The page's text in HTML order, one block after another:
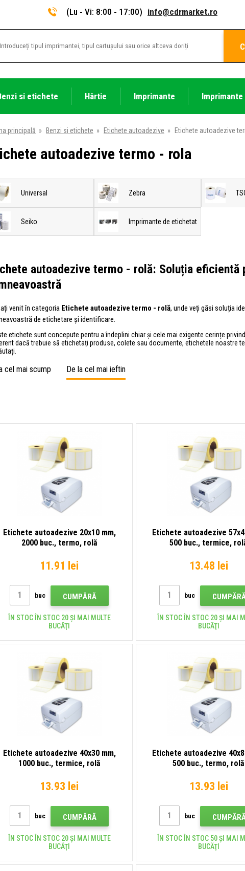
(Lu - Vi: 8:00 - 17:00) info@cdrmarket.ro
si etichete Hârtie Imprimante
principală » Benzi si etichete » Etichete autoadezive » Etichete autoadezive
autoadezive termo - rola
Universal Zebra
Seiko Imprimante de etichetat
autoadezive termo - rolă: Soluția eficientă
venit în categoria Etichete autoadezive termo - rolă, unde veți găsi soluția
de etichetare și identificare.
etichete sunt concepute pentru a îndeplini chiar și cele mai exigente cerințe
dacă trebuie să etichetați produse, colete sau documente, etichetele noastre
cel mai scump
De la cel mai ieftin
Etichete autoadezive 20x10 mm,
2000 buc., termo, rolă
11.91 lei
buc CUMPĂRĂ
ÎN STOC ÎN STOC 20 ȘI MAI MULTE
BUCĂŢI
Etichete autoadezive
500 buc., termice,
13.48 lei
buc
ÎN STOC ÎN STOC 20 ȘI MAI
BUCĂŢI
Etichete autoadezive 40x30 mm,
1000 buc., termice, rolă
13.93 lei
buc CUMPĂRĂ
ÎN STOC ÎN STOC 20 ȘI MAI MULTE
BUCĂŢI
Etichete autoadezive
500 buc., termo, rolă
13.93 lei
buc
ÎN STOC ÎN STOC 50 ȘI MAI
BUCĂŢI